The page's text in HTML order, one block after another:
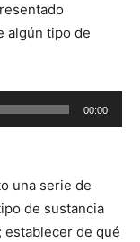
algún tipo de
00:00
una serie de
de sustancia
establecer de qué